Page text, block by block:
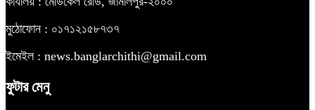
মুঠোফোন : ০১৭১২১৫৮৭৩৭
ইমেইল : news.banglarchithi@gmail.com
ফুটার মেনু